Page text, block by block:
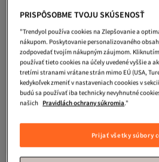
mikina Layla Zip
71,28€
38,
PRISPÔSOBME TVOJU SKÚSENOSŤ
"Trendyol používa cookies na Zlepšovanie a
nákupom. Poskytovanie personalizovaného
zodpovedať tvojím nákupným záujmom.
používať tieto cookies na účely uvedené vyššie a
tretími stranami vrátane strán mimo EÚ (USA,
kedykoľvek zmeniť v nastaveniach coookies v
budú sa používať iba technicky nevyhnutné
našich Pravidlách ochrany súkromia."
Prijať všetky súbory